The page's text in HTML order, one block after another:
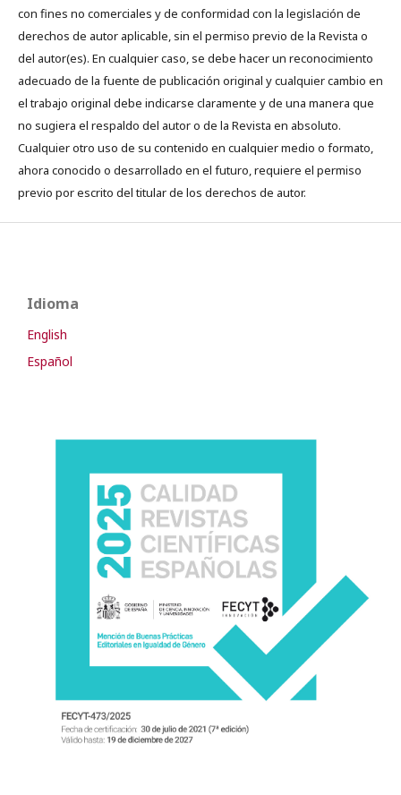
con fines no comerciales y de conformidad con la legislación de
derechos de autor aplicable, sin el permiso previo de la Revista o
del autor(es). En cualquier caso, se debe hacer un reconocimiento
adecuado de la fuente de publicación original y cualquier cambio en
el trabajo original debe indicarse claramente y de una manera que
no sugiera el respaldo del autor o de la Revista en absoluto.
Cualquier otro uso de su contenido en cualquier medio o formato,
ahora conocido o desarrollado en el futuro, requiere el permiso
previo por escrito del titular de los derechos de autor.
Idioma
English
Español